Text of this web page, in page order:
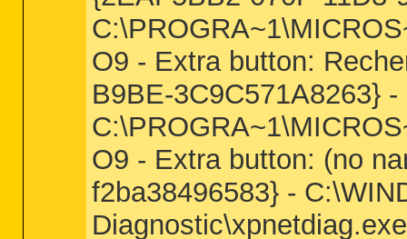
O9 - Extra button:
B9BE-3C9C571A8263} -
O9 - Extra button: (no
f2ba38496583} -
Diagnostic\xpnetdiag.exe